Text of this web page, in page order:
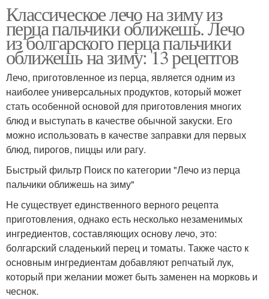
Классическое лечо на зиму из
перца пальчики оближешь. Лечо
из болгарского перца пальчики
оближешь на зиму: 13 рецептов
Лечо, приготовленное из перца, является одним из
наиболее универсальных продуктов, который может
стать особенной основой для приготовления многих
блюд и выступать в качестве обычной закуски. Его
можно использовать в качестве заправки для первых
блюд, пирогов, пиццы или рагу.
Быстрый фильтр Поиск по категории "Лечо из перца
пальчики оближешь на зиму"
Не существует единственного верного рецепта
приготовления, однако есть несколько незаменимых
ингредиентов, составляющих основу лечо, это:
болгарский сладенький перец и томаты. Также часто к
основным ингредиентам добавляют репчатый лук,
который при желании может быть заменен на морковь и
чеснок.